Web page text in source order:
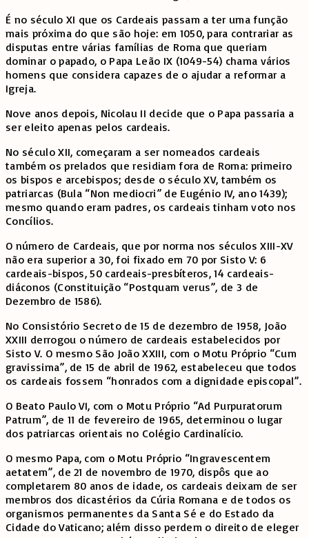
É no século XI que os Cardeais passam a ter uma função
mais próxima do que são hoje: em 1050, para contrariar as
disputas entre várias famílias de Roma que queriam
dominar o papado, o Papa Leão IX (1049-54) chama vários
homens que considera capazes de o ajudar a reformar a
Igreja.
Nove anos depois, Nicolau II decide que o Papa passaria a
ser eleito apenas pelos cardeais.
No século XII, começaram a ser nomeados cardeais
também os prelados que residiam fora de Roma: primeiro
os bispos e arcebispos; desde o século XV, também os
patriarcas (Bula “Non mediocri” de Eugénio IV, ano 1439);
mesmo quando eram padres, os cardeais tinham voto nos
Concílios.
O número de Cardeais, que por norma nos séculos XIII-XV
não era superior a 30, foi fixado em 70 por Sisto V: 6
cardeais-bispos, 50 cardeais-presbíteros, 14 cardeais-
diáconos (Constituição “Postquam verus”, de 3 de
Dezembro de 1586).
No Consistório Secreto de 15 de dezembro de 1958, João
XXIII derrogou o número de cardeais estabelecidos por
Sisto V. O mesmo São João XXIII, com o Motu Próprio “Cum
gravissima”, de 15 de abril de 1962, estabeleceu que todos
os cardeais fossem “honrados com a dignidade episcopal”.
O Beato Paulo VI, com o Motu Próprio “Ad Purpuratorum
Patrum”, de 11 de fevereiro de 1965, determinou o lugar
dos patriarcas orientais no Colégio Cardinalício.
O mesmo Papa, com o Motu Próprio “Ingravescentem
aetatem”, de 21 de novembro de 1970, dispôs que ao
completarem 80 anos de idade, os cardeais deixam de ser
membros dos dicastérios da Cúria Romana e de todos os
organismos permanentes da Santa Sé e do Estado da
Cidade do Vaticano; além disso perdem o direito de eleger